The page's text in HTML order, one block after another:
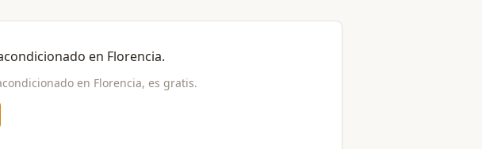
en Florencia.
en Florencia, es gratis.